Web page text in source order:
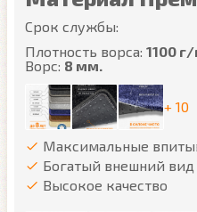
Срок службы:
Плотность ворса: 1100
Ворс: 8 мм.
+ 10
Максимальные
Богатый внешний вид
Высокое качество